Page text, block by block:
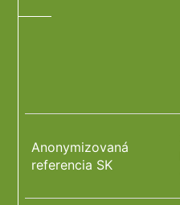
Anonymizovaná
referencia SK